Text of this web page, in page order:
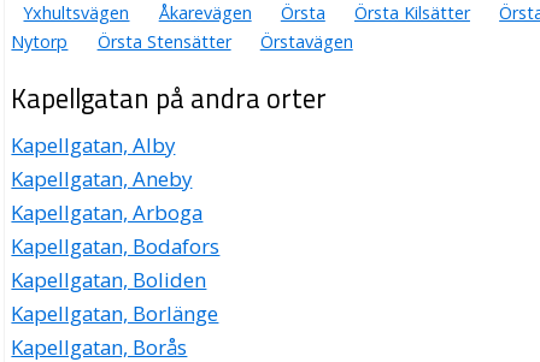
Yxhultsvägen
Åkarevägen Örsta Örsta Kilsätter
Nytorp
Örsta Stensätter Örstavägen
Kapellgatan på andra orter
Kapellgatan, Alby
Kapellgatan, Aneby
Kapellgatan, Arboga
Kapellgatan, Bodafors
Kapellgatan, Boliden
Kapellgatan, Borlänge
Kapellgatan, Borås